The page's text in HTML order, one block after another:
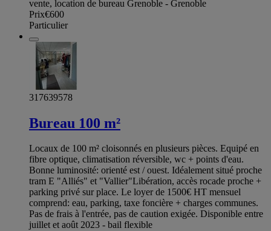
vente, location de bureau Grenoble - Grenoble
Prix€600
Particulier
317639578
Bureau 100 m²
Locaux de 100 m² cloisonnés en plusieurs pièces. Equipé en
fibre optique, climatisation réversible, wc + points d'eau.
Bonne luminosité: orienté est / ouest. Idéalement situé proche
tram E "Alliés" et "Vallier"Libération, accès rocade proche +
parking privé sur place. Le loyer de 1500€ HT mensuel
comprend: eau, parking, taxe foncière + charges communes.
Pas de frais à l'entrée, pas de caution exigée. Disponible entre
juillet et août 2023 - bail flexible